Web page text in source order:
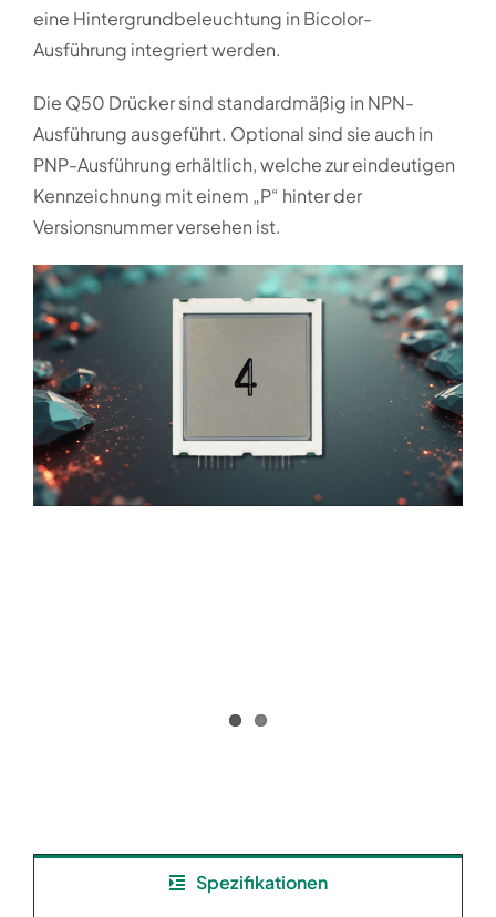
eine Hintergrundbeleuchtung in Bicolor-
Ausführung integriert werden.
Die Q50 Drücker sind standardmäßig in NPN-
Ausführung ausgeführt. Optional sind sie auch in
PNP-Ausführung erhältlich, welche zur eindeutigen
Kennzeichnung mit einem „P“ hinter der
Versionsnummer versehen ist.
Spezifikationen